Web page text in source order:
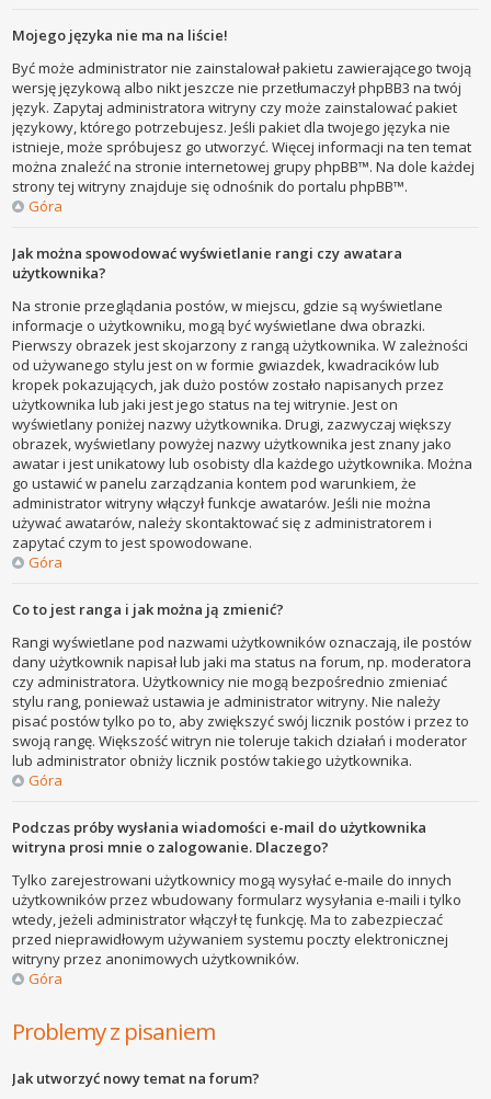
Mojego języka nie ma na liście!
Być może administrator nie zainstalował pakietu zawierającego twoją
wersję językową albo nikt jeszcze nie przetłumaczył phpBB3 na twój
język. Zapytaj administratora witryny czy może zainstalować pakiet
językowy, którego potrzebujesz. Jeśli pakiet dla twojego języka nie
istnieje, może spróbujesz go utworzyć. Więcej informacji na ten temat
można znaleźć na stronie internetowej grupy phpBB™. Na dole każdej
strony tej witryny znajduje się odnośnik do portalu phpBB™.
Góra
Jak można spowodować wyświetlanie rangi czy awatara
użytkownika?
Na stronie przeglądania postów, w miejscu, gdzie są wyświetlane
informacje o użytkowniku, mogą być wyświetlane dwa obrazki.
Pierwszy obrazek jest skojarzony z rangą użytkownika. W zależności
od używanego stylu jest on w formie gwiazdek, kwadracików lub
kropek pokazujących, jak dużo postów zostało napisanych przez
użytkownika lub jaki jest jego status na tej witrynie. Jest on
wyświetlany poniżej nazwy użytkownika. Drugi, zazwyczaj większy
obrazek, wyświetlany powyżej nazwy użytkownika jest znany jako
awatar i jest unikatowy lub osobisty dla każdego użytkownika. Można
go ustawić w panelu zarządzania kontem pod warunkiem, że
administrator witryny włączył funkcje awatarów. Jeśli nie można
używać awatarów, należy skontaktować się z administratorem i
zapytać czym to jest spowodowane.
Góra
Co to jest ranga i jak można ją zmienić?
Rangi wyświetlane pod nazwami użytkowników oznaczają, ile postów
dany użytkownik napisał lub jaki ma status na forum, np. moderatora
czy administratora. Użytkownicy nie mogą bezpośrednio zmieniać
stylu rang, ponieważ ustawia je administrator witryny. Nie należy
pisać postów tylko po to, aby zwiększyć swój licznik postów i przez to
swoją rangę. Większość witryn nie toleruje takich działań i moderator
lub administrator obniży licznik postów takiego użytkownika.
Góra
Podczas próby wysłania wiadomości e-mail do użytkownika
witryna prosi mnie o zalogowanie. Dlaczego?
Tylko zarejestrowani użytkownicy mogą wysyłać e-maile do innych
użytkowników przez wbudowany formularz wysyłania e-maili i tylko
wtedy, jeżeli administrator włączył tę funkcję. Ma to zabezpieczać
przed nieprawidłowym używaniem systemu poczty elektronicznej
witryny przez anonimowych użytkowników.
Góra
Problemy z pisaniem
Jak utworzyć nowy temat na forum?